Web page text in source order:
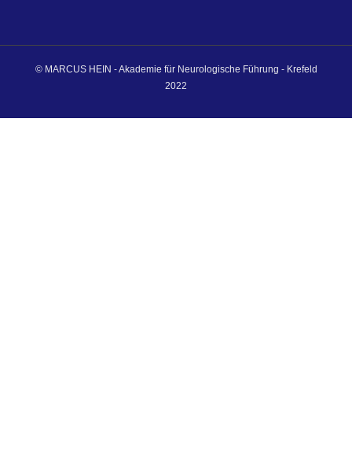
© MARCUS HEIN - Akademie für Neurologische Führung - Krefeld
2022